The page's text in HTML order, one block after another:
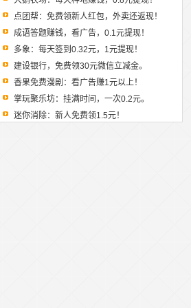
点团帮：免费领新人红包，外卖还返现！
成语答题赚钱，看广告，0.1元提现！
多象：每天签到0.32元，1元提现！
建设银行，免费领30元微信立减金。
香果免费漫剧：看广告赚1元以上！
掌玩聚乐坊：挂满时间，一次0.2元。
迷你消除：新人免费领1.5元！